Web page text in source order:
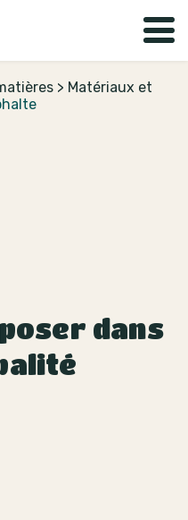
> Matériaux et
dans